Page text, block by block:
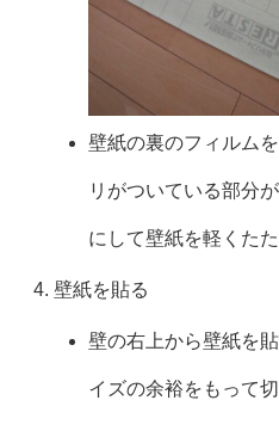
壁紙の裏のフィルム
リがついている部分
にして壁紙を軽くた
壁紙を貼る
壁の右上から壁紙を
イズの余裕をもって